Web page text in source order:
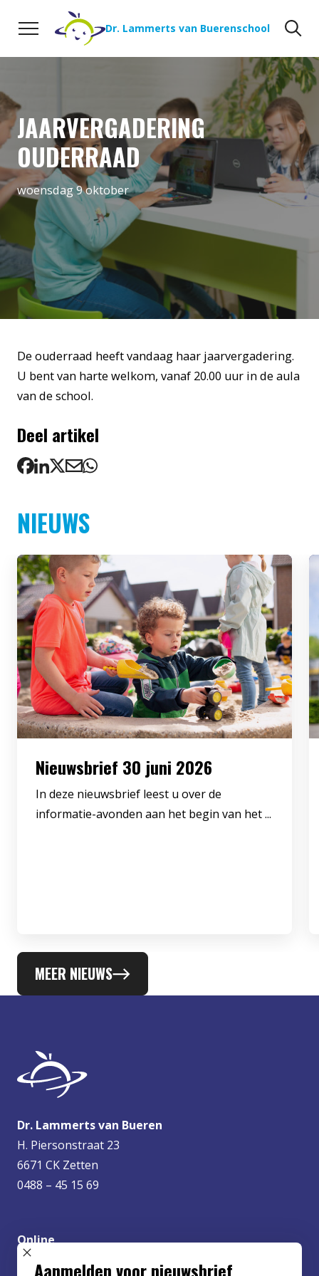
Naar de inhoud
Dr. Lammerts van Buerenschool
JAARVERGADERING
OUDERRAAD
woensdag 9 oktober
De ouderraad heeft vandaag haar jaarvergadering.
U bent van harte welkom, vanaf 20.00 uur in de aula
van de school.
Deel artikel
NIEUWS
Nieuwsbrief 30 juni 2026
In deze nieuwsbrief leest u over de
informatie-avonden aan het begin van het ...
MEER NIEUWS
Dr. Lammerts van Bueren
H. Piersonstraat 23
6671 CK Zetten
0488 – 45 15 69
Online
info@lvbueren.nl
SLUIT POPUP
Aanmelden voor nieuwsbrief